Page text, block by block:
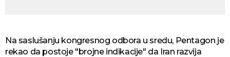
Na saslušanju kongresnog odbora u sredu, Pentagon je
rekao da postoje "brojne indikacije" da Iran razvija